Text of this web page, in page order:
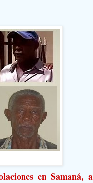
en Samaná, a